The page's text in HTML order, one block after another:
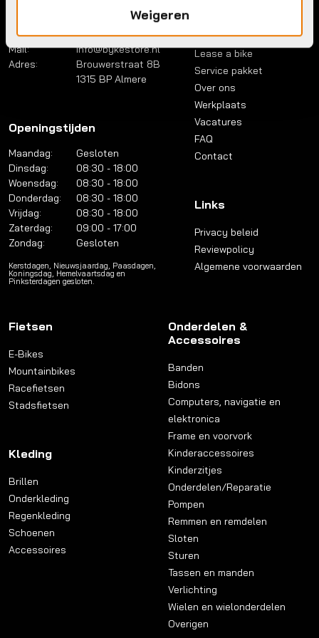
Weigeren
Telefoon:
036 5304422
Mail:
info@bykestore.nl
Adres:
Brouwerstraat 8B
1315 BP Almere
Openingstijden
Maandag:
Gesloten
Dinsdag:
08:30 - 18:00
Woensdag:
08:30 - 18:00
Donderdag:
08:30 - 18:00
Vrijdag:
08:30 - 18:00
Zaterdag:
09:00 - 17:00
Zondag:
Gesloten
Kerstdagen, Nieuwsjaardag, Paasdagen,
Koningsdag, Hemelvaartsdag en
Pinksterdagen gesloten.
Account
Lease a bike
Service pakket
Over ons
Werkplaats
Vacatures
FAQ
Contact
Links
Privacy beleid
Reviewpolicy
Algemene voorwaarden
Fietsen
E-Bikes
Mountainbikes
Racefietsen
Stadsfietsen
Kleding
Brillen
Onderkleding
Regenkleding
Schoenen
Accessoires
Onderdelen &
Accessoires
Banden
Bidons
Computers, navigatie en
elektronica
Frame en voorvork
Kinderaccessoires
Kinderzitjes
Onderdelen/Reparatie
Pompen
Remmen en remdelen
Sloten
Sturen
Tassen en manden
Verlichting
Wielen en wielonderdelen
Overigen